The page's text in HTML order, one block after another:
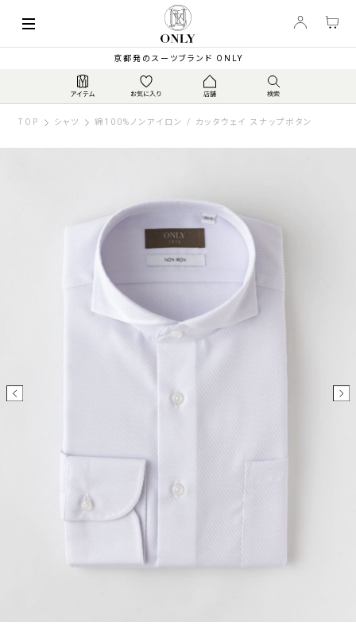
京都発のスーツブランド ONLY
TOP シャツ 綿100%ノンアイロン / カッタウェイ スナップボタン